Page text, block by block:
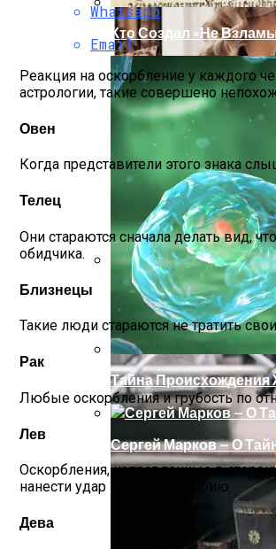
Раскрась Свой Год:
Кто Создал «не
Тайна Происхождения
Сергей Марков — О
Whatsapp
Email
Реакция на оскорбление у каждого
астрологии, такие совершено
Овен
Когда представители этого знака
Телец
Они стараются сначала делать вид,
обидчика.
Близнецы
Такие люди стараются не тратить
Рак
Любые оскорбления и грубость по
Лев
Оскорбления, направленные в
нанести удар по их самолюбию.
Дева